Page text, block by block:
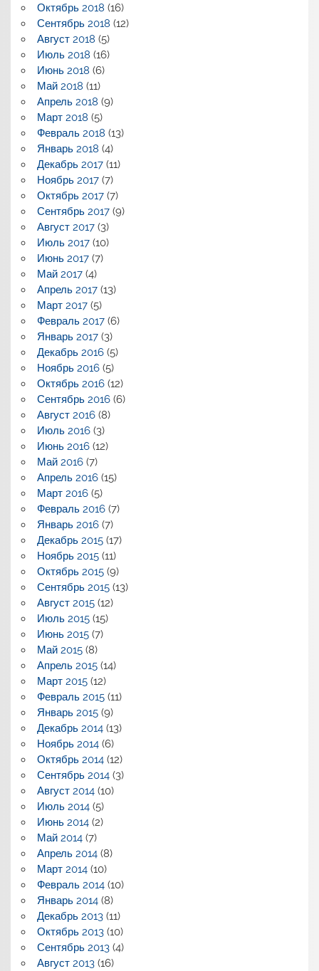
Октябрь 2018 (16)
Сентябрь 2018 (12)
Август 2018 (5)
Июль 2018 (16)
Июнь 2018 (6)
Май 2018 (11)
Апрель 2018 (9)
Март 2018 (5)
Февраль 2018 (13)
Январь 2018 (4)
Декабрь 2017(11)
Ноябрь 2017(7)
Октябрь 2017(7)
Сентябрь 2017(9)
Август 2017(3)
Июль 2017(10)
Июнь 2017(7)
Май 2017(4)
Апрель 2017(13)
Март 2017(5)
Февраль 2017(6)
Январь 2017(3)
Декабрь 2016(5)
Ноябрь 2016(5)
Октябрь 2016(12)
Сентябрь 2016(6)
Август 2016(8)
Июль 2016(3)
Июнь 2016(12)
Май 2016(7)
Апрель 2016(15)
Март 2016(5)
Февраль 2016(7)
Январь 2016(7)
Декабрь 2015(17)
Ноябрь 2015(11)
Октябрь 2015(9)
Сентябрь 2015(13)
Август 2015(12)
Июль 2015(15)
Июнь 2015(7)
Май 2015(8)
Апрель 2015(14)
Март 2015(12)
Февраль 2015(11)
Январь 2015(9)
Декабрь 2014(13)
Ноябрь 2014(6)
Октябрь 2014(12)
Сентябрь 2014(3)
Август 2014(10)
Июль 2014(5)
Июнь 2014(2)
Май 2014(7)
Апрель 2014(8)
Март 2014(10)
Февраль 2014(10)
Январь 2014(8)
Декабрь 2013(11)
Октябрь 2013(10)
Сентябрь 2013(4)
Август 2013(16)